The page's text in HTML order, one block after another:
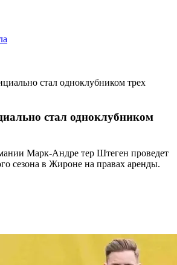
стал одноклубником трех
стал одноклубником
Марк-Андре тер Штеген проведет
сезона в Жироне на правах аренды.